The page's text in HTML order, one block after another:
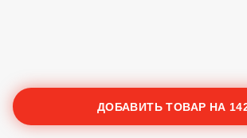
ДОБАВИТЬ ТОВАР НА